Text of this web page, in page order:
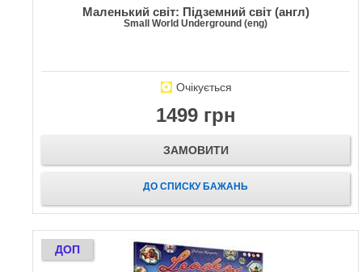
Маленький світ: Підземний світ (англ)
Small World Underground (eng)
Очікується
1499 грн
ЗАМОВИТИ
ДО СПИСКУ БАЖАНЬ
ДОП